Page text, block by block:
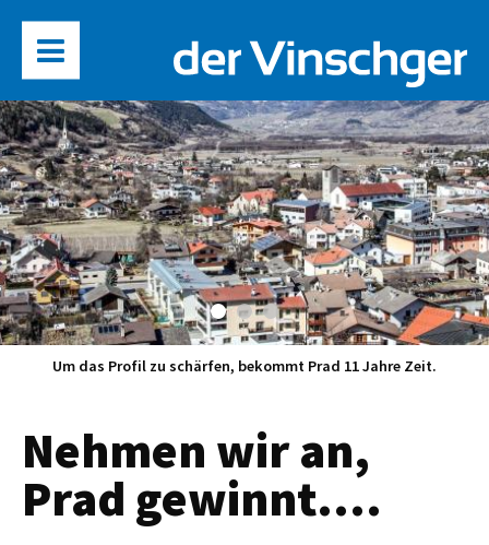
Um das Profil zu schärfen, bekommt Prad 11 Jahre Zeit.
Nehmen wir an,
Prad gewinnt….